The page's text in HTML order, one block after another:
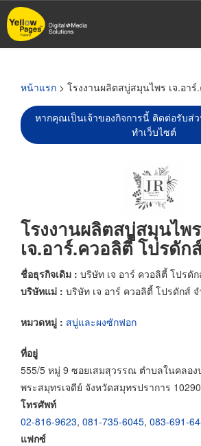
ข้าม
ไป
หน้าแรก > โรงงานผลิตสบู่สมุนไพร เจ.อา
หากคุณเป็นเจ้าของกิจการนี้ ติดต่อรับส่
ทำเว็บไซต์
โรงงานผลิตสบู่สมุนไพร
เจ.อาร์.ควอลิตี้ โปรดัก
ชื่อธุรกิจเดิม : บริษัท เจ อาร์ ควอลิตี้ โปรดั
บริษัทแม่ : บริษัท เจ อาร์ ควอลิตี้ โปรดักส์ จ
หมวดหมู่ : สบู่และผงซักฟอก
ที่อยู่
555/5 หมู่ 9 ซอยเสมสุวรรณ ตำบลในคลอง
พระสมุทรเจดีย์ จังหวัดสมุทรปราการ 10290
โทรศัพท์
02-816-9623, 081-735-6045, 083-691-
แฟกซ์